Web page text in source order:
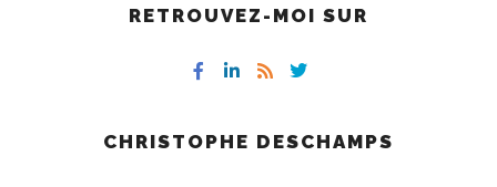
RETROUVEZ-MOI SUR
CHRISTOPHE DESCHAMPS